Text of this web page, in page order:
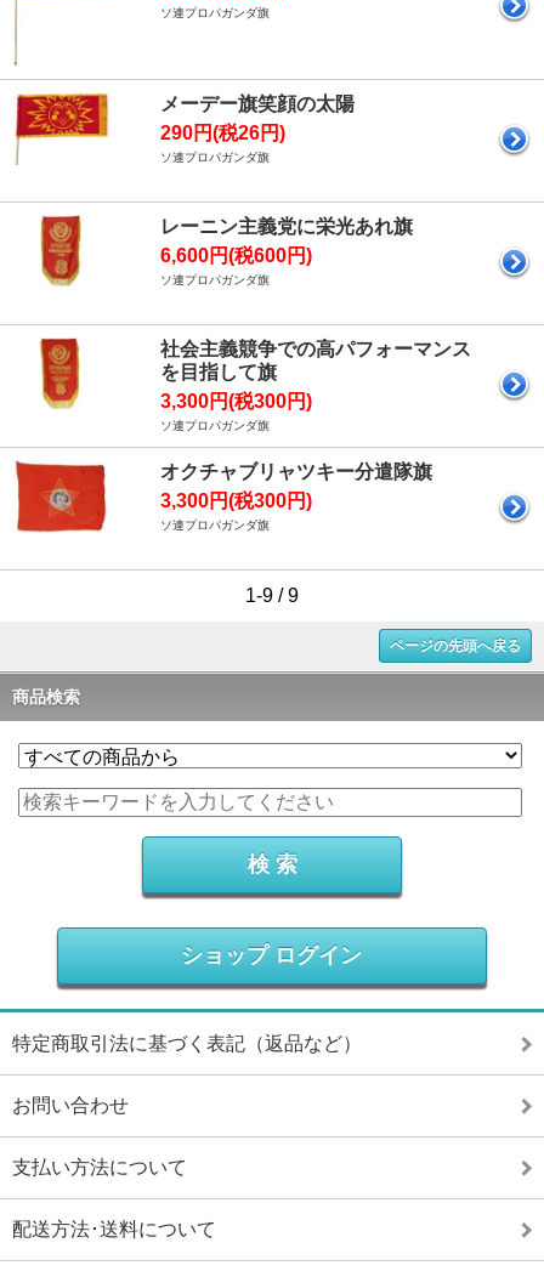
ソ連プロパガンダ旗
メーデー旗笑顔の太陽
290円(税26円)
ソ連プロパガンダ旗
レーニン主義党に栄光あれ旗
6,600円(税600円)
ソ連プロパガンダ旗
社会主義競争での高パフォーマンス
を目指して旗
3,300円(税300円)
ソ連プロパガンダ旗
オクチャブリャツキー分遣隊旗
3,300円(税300円)
ソ連プロパガンダ旗
1-9 / 9
ページの先頭へ戻る
商品検索
ショップ ログイン
特定商取引法に基づく表記（返品など）
お問い合わせ
支払い方法について
配送方法･送料について